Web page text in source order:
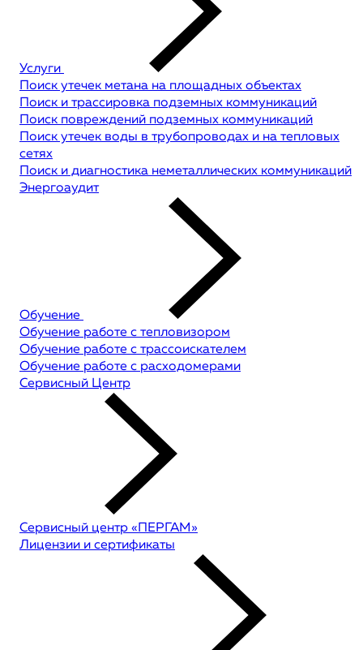
Услуги
Поиск утечек метана на площадных объектах
Поиск и трассировка подземных коммуникаций
Поиск повреждений подземных коммуникаций
Поиск утечек воды в трубопроводах и на тепловых
сетях
Поиск и диагностика неметаллических коммуникаций
Энергоаудит
Обучение
Обучение работе с тепловизором
Обучение работе с трассоискателем
Обучение работе с расходомерами
Сервисный Центр
Сервисный центр «ПЕРГАМ»
Лицензии и сертификаты